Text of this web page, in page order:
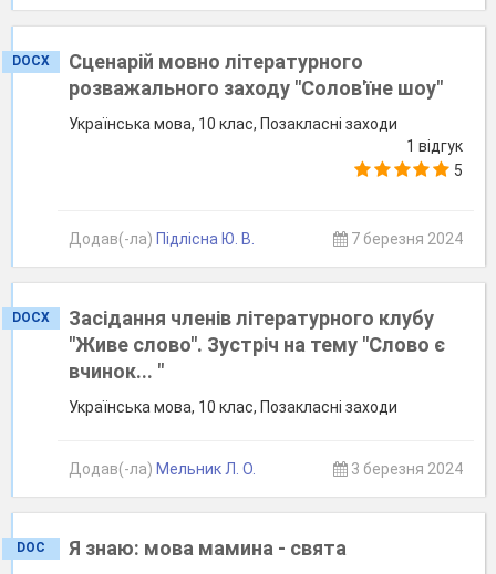
DOCX
Сценарій мовно літературного
розважального заходу "Солов'їне шоу"
Українська мова, 10 клас, Позакласні заходи
1 відгук
5
Додав(-ла) Підлісна Ю. В. 7 березня 2024
DOCX
Засідання членів літературного клубу
"Живе слово". Зустріч на тему "Слово є
вчинок... "
Українська мова, 10 клас, Позакласні заходи
Додав(-ла) Мельник Л. О. 3 березня 2024
DOC Я знаю: мова мамина - свята